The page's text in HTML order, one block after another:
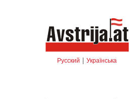
Русский Українська